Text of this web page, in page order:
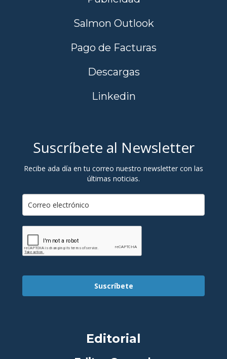
Salmon Outlook
Pago de Facturas
Descargas
Linkedin
Suscríbete al Newsletter
Recibe ada día en tu correo nuestro newsletter con las
últimas noticias.
Suscríbete
Editorial